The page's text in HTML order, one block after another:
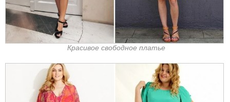
Красивое свободное платье